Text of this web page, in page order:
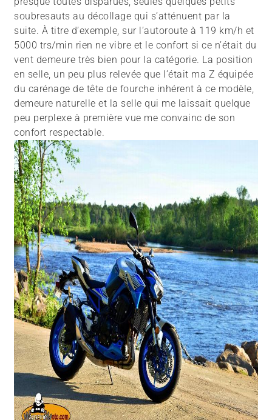
soubresauts au décollage qui s’atténuent par la
suite. À titre d’exemple, sur l’autoroute à 119 km/h et
5000 trs/min rien ne vibre et le confort si ce n’était du
vent demeure très bien pour la catégorie. La position
en selle, un peu plus relevée que l’était ma Z équipée
du carénage de tête de fourche inhérent à ce modèle,
demeure naturelle et la selle qui me laissait quelque
peu perplexe à première vue me convainc de son
confort respectable.